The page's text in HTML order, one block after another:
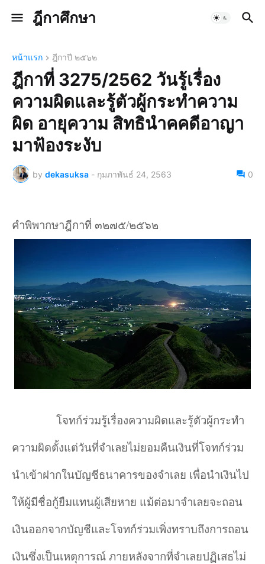
ฎีกาศึกษา
หน้าแรก ฎีกาปี ๒๕๖๒
ฎีกาที่ 3275/2562 วันรู้เรื่อง
ความผิดและรู้ตัวผู้กระทำความ
ผิด อายุความ สิทธินำคคดีอาญา
มาฟ้องระงับ
by dekasuksa - กุมภาพันธ์ 24, 2563 0
คำพิพากษาฎีกาที่ ๓๒๗๕/๒๕๖๒
โจทก์ร่วมรู้เรื่องความผิดและรู้ตัวผู้กระทำ
ความผิดตั้งแต่วันที่จำเลยไม่ยอมคืนเงินที่โจทก์ร่วม
นำเข้าฝากในบัญชีธนาคารของจำเลย เพื่อนำเงินไป
ให้ผู้มีชื่อกู้ยืมแทนผู้เสียหาย แม้ต่อมาจำเลยจะถอน
เงินออกจากบัญชีและโจทก์ร่วมเพิ่งทราบถึงการถอน
เงินซึ่งเป็นเหตุการณ์ ภายหลังจากที่จำเลยปฏิเสธไม่